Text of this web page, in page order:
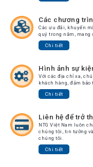
Các chương
Các ưu đãi, khuyến
quý trong năm, mang
Chi tiết
Hình ảnh sự
Với các địa chỉ xa,
khách hàng, đảm bảo
Chi tiết
Liên hệ để trở
NTG Việt Nam luôn
chúng tôi, tin tưởng
chúng tôi.
Chi tiết